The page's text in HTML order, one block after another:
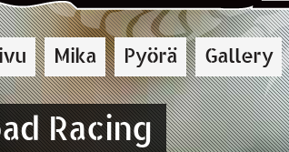
Mika Pyörä Gallery
Racing